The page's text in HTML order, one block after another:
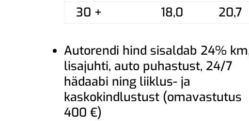
30 +
18,0 20,7
Autorendi hind sisaldab 24%
lisajuhti, auto puhastust, 24/7
hädaabi ning liiklus- ja
kaskokindlustust (omavastutus
400 €)